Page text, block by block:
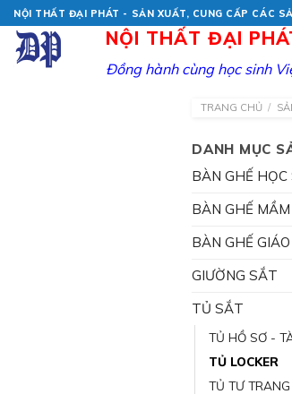
Skip
to
content
NỘI THẤT ĐẠI PHÁT - SẢN XUẤT, CUNG CẤP CÁC
NỘI THẤT ĐẠI
Đồng hành cùng học sinh
TRANG CHỦ /
DANH MỤC
BÀN GHẾ HỌC
BÀN GHẾ
BÀN GHẾ
GIƯỜNG SẮT
TỦ SẮT
TỦ HỒ SƠ -
TỦ LOCKER
TỦ TƯ TRANG